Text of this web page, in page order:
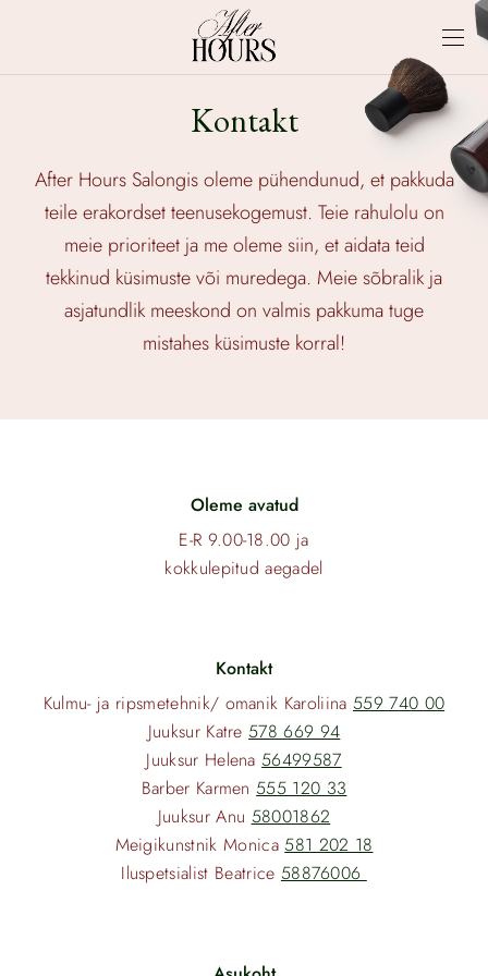
Kontakt
After Hours Salongis oleme pühendunud, et pakkuda
teile erakordset teenusekogemust. Teie rahulolu on
meie prioriteet ja me oleme siin, et aidata teid
tekkinud küsimuste või muredega. Meie sõbralik ja
asjatundlik meeskond on valmis pakkuma tuge
mistahes küsimuste korral!
Oleme avatud
E-R 9.00-18.00 ja
kokkulepitud aegadel
Kontakt
Kulmu- ja ripsmetehnik/ omanik Karoliina 559 740 00
Juuksur Katre578 669 94
Juuksur Helena56499587
Barber Karmen555 120 33
Juuksur Anu 58001862
Meigikunstnik Monica581 202 18
Iluspetsialist Beatrice 58876006